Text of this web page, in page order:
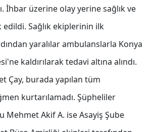
İhbar üzerine olay yerine sağlık ve
Sağlık ekiplerinin ilk
yaralılar ambulanslarla Konya
kaldırılarak tedavi altına alındı.
Çay, burada yapılan tüm
kurtarılamadı. Şüpheliler
Mehmet Akif A. ise Asayiş Şube